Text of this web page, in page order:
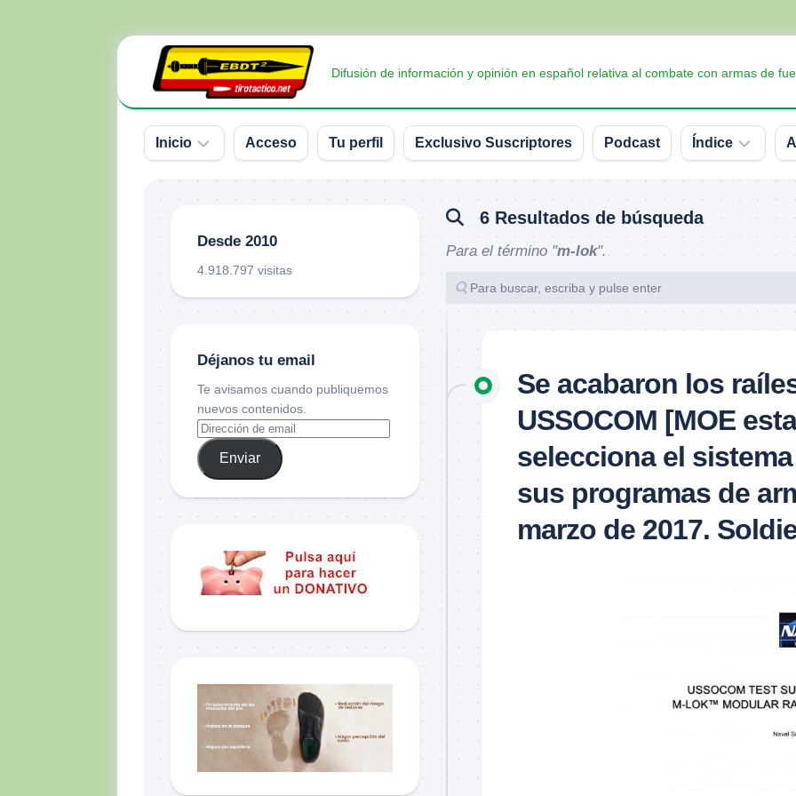
Difusión de información y opinión en español relativa al combate con armas de
Inicio
Donativos
Acceso Tu perfil Exclusivo Suscriptores Podcast Índice
Armas
didáctico
Sorteos
6 Resultados de búsqueda
Para el término "m-lok".
Se acabaron los
USSOCOM [MOE
selecciona el sistema
sus programas de
marzo de 2017.
Desde 2010
4.918.797 visitas
Déjanos tu email
Te avisamos cuando publiquemos
nuevos contenidos.
Enviar